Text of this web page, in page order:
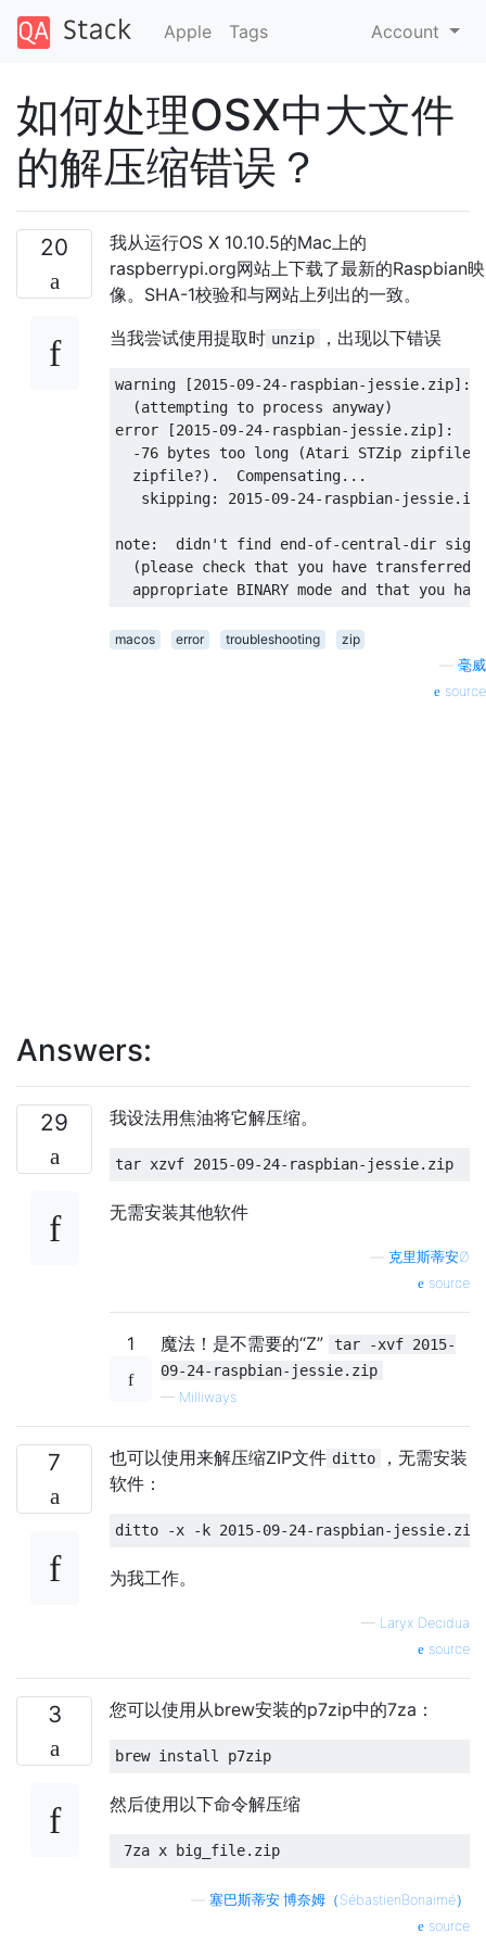
Apple Tags Account
如何处理OSX中大文件
的解压缩错误？
20
我从运行OS X 10.10.5的Mac上的
raspberrypi.org网站上下载了最新的Raspbian映
像。SHA-1校验和与网站上列出的一致。
当我尝试使用提取时 unzip ，出现以下错误
warning [2015-09-24-raspbian-
  (attempting to process anyway)
error [2015-09-24-raspbian-jessie.zip]:
-76 bytes too long (Atari STZip
  zipfile?).  Compensating...
skipping: 2015-09-24-raspbian-
note:  didn't find end-of-central-dir
(please check that you have transferred
macos error troubleshooting
zip
毫威
source
Answers:
29 我设法用焦油将它解压缩。
无需安装其他软件
克里斯蒂安Ø
source
1 魔法！是不需要的“Z”
tar -xvf 2015-
09-24-raspbian-jessie.zip
— Milliways
7 也可以使用来解压缩ZIP文件 ditto
，无需安装
软件：
为我工作。
— Laryx Decidua
source
3 您可以使用从brew安装的p7zip中的7za：
然后使用以下命令解压缩
塞巴斯蒂安·博奈姆（SébastienBonaimé）
source